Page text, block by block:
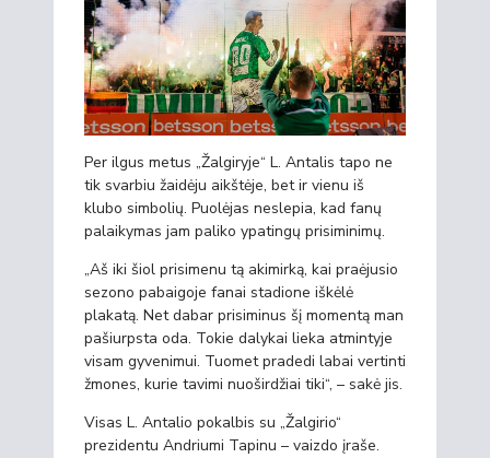
Per ilgus metus „Žalgiryje“ L. Antalis tapo ne
tik svarbiu žaidėju aikštėje, bet ir vienu iš
klubo simbolių. Puolėjas neslepia, kad fanų
palaikymas jam paliko ypatingų prisiminimų.
„Aš iki šiol prisimenu tą akimirką, kai praėjusio
sezono pabaigoje fanai stadione iškėlė
plakatą. Net dabar prisiminus šį momentą man
pašiurpsta oda. Tokie dalykai lieka atmintyje
visam gyvenimui. Tuomet pradedi labai vertinti
žmones, kurie tavimi nuoširdžiai tiki“, – sakė jis.
Visas L. Antalio pokalbis su „Žalgirio“
prezidentu Andriumi Tapinu – vaizdo įraše.